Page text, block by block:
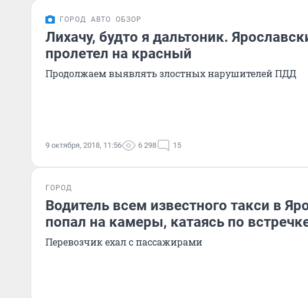
ГОРОД АВТО ОБЗОР
Лихачу, будто я дальтоник.
пролетел на красный
Продолжаем выявлять злостных нарушителей ПДД
9 октября, 2018, 11:56 6 298 15
ГОРОД
Водитель всем известного такси в
попал на камеры, катаясь по
Перевозчик ехал с пассажирами